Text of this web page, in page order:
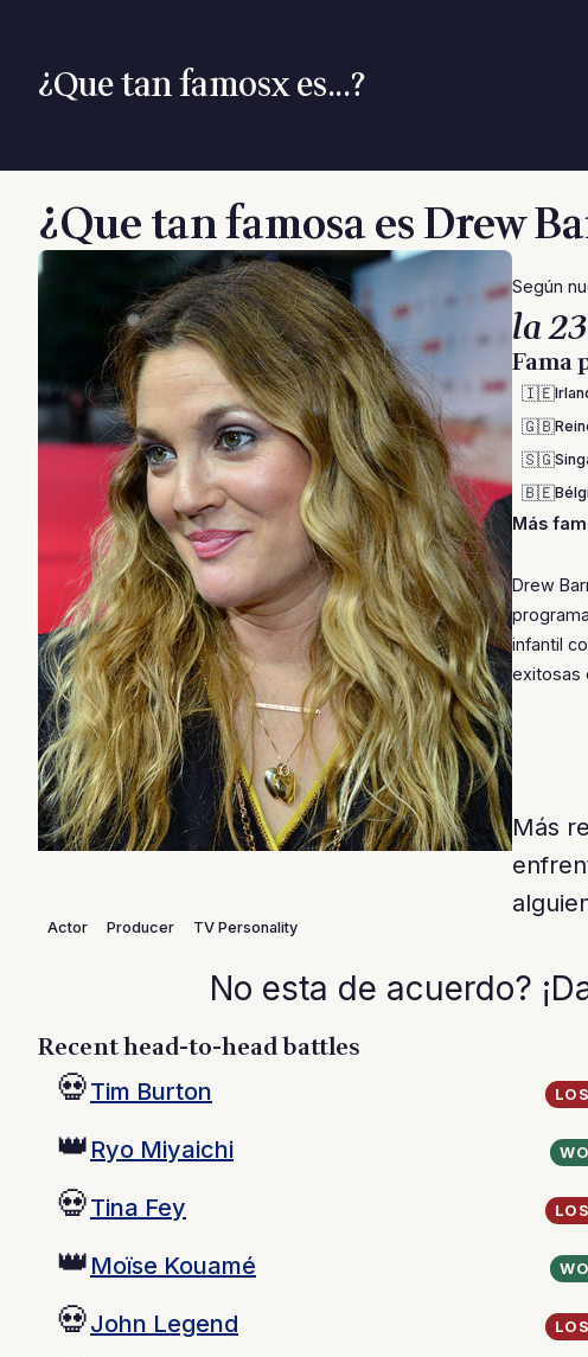
¿Que tan famosx es...?
¿Que tan famosa es Drew
Actor Producer TV Personality
Según
la
Fama
🇮🇪
🇬🇧
🇸🇬
🇧🇪
Más
Drew
infantil
exitosas
Más
No esta de acuerdo?
Recent head-to-head battles
💀Tim Burton
👑 Ryo Miyaichi
💀Tina Fey
👑 Moïse Kouamé
💀John Legend